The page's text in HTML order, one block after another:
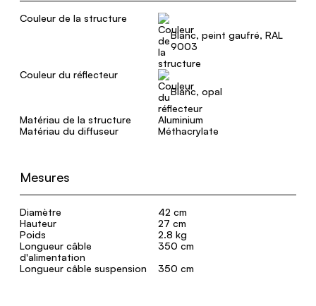
Couleur de la structure
Blanc, peint gaufré, RAL
9003
Couleur du réflecteur
Blanc, opal
Matériau de la structure
Aluminium
Matériau du diffuseur
Méthacrylate
Mesures
Diamètre
42 cm
Hauteur
27 cm
Poids
2.8 kg
Longueur câble
d'alimentation
350 cm
Longueur câble suspension
350 cm